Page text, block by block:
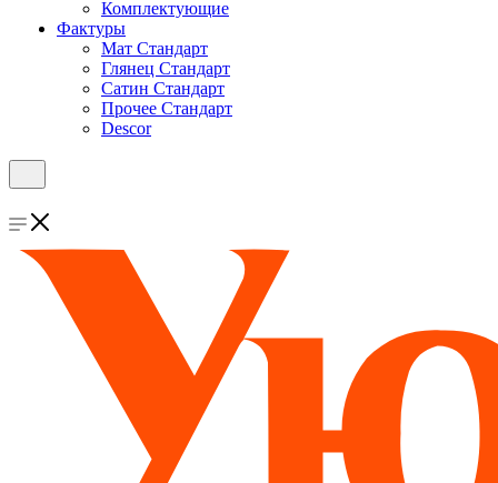
Комплектующие
Фактуры
Мат Стандарт
Глянец Стандарт
Сатин Стандарт
Прочее Стандарт
Descor